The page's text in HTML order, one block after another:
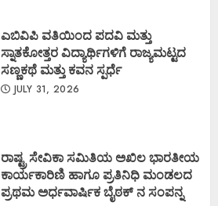
ಎಬಿವಿಪಿ ವತಿಯಿಂದ ಪದವಿ ಮತ್ತು
ಸ್ನಾತಕೋತ್ತರ ವಿದ್ಯಾರ್ಥಿಗಳಿಗೆ ರಾಜ್ಯಮಟ್ಟದ
ಸಣ್ಣಕಥೆ ಮತ್ತು ಕವನ ಸ್ಪರ್ಧೆ
JULY 31, 2026
ರಾಷ್ಟ್ರ ಸೇವಿಕಾ ಸಮಿತಿಯ ಅಖಿಲ ಭಾರತೀಯ
ಕಾರ್ಯಕಾರಿಣಿ ಹಾಗೂ ಪ್ರತಿನಿಧಿ ಮಂಡಲದ
ಪ್ರಥಮ ಅರ್ಧವಾರ್ಷಿಕ ಬೈಠಕ್ ನ ಸಂಪನ್ನ